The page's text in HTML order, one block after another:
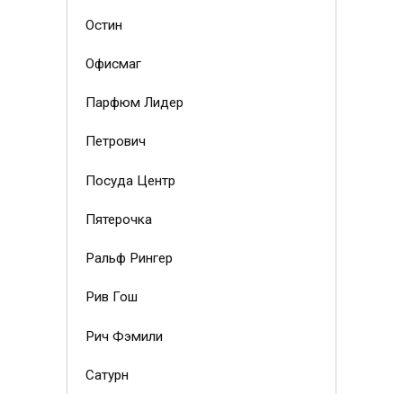
Остин
Офисмаг
Парфюм Лидер
Петрович
Посуда Центр
Пятерочка
Ральф Рингер
Рив Гош
Рич Фэмили
Сатурн